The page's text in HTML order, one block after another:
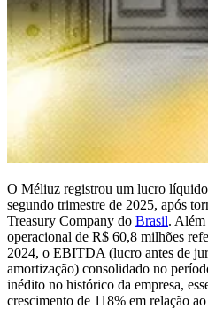
O Méliuz registrou um lucro
segundo trimestre de 2025, após
Treasury Company do Brasil. Além
operacional de R$ 60,8 milhões
2024, o EBITDA (lucro antes de
amortização) consolidado no
inédito no histórico da empresa,
crescimento de 118% em relação